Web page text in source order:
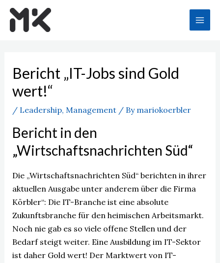
Skip
content
Bericht „IT-Jobs sind Gold
wert!“
/ Leadership, Management/ By mariokoerbler
Bericht in den
„Wirtschaftsnachrichten Süd“
Die „Wirtschaftsnachrichten Süd“ berichten in ihrer
aktuellen Ausgabe unter anderem über die Firma
Körbler“: Die IT-Branche ist eine absolute
Zukunftsbranche für den heimischen Arbeitsmarkt.
Noch nie gab es so viele offene Stellen und der
Bedarf steigt weiter. Eine Ausbildung im IT-Sektor
ist daher Gold wert! Der Marktwert von IT-